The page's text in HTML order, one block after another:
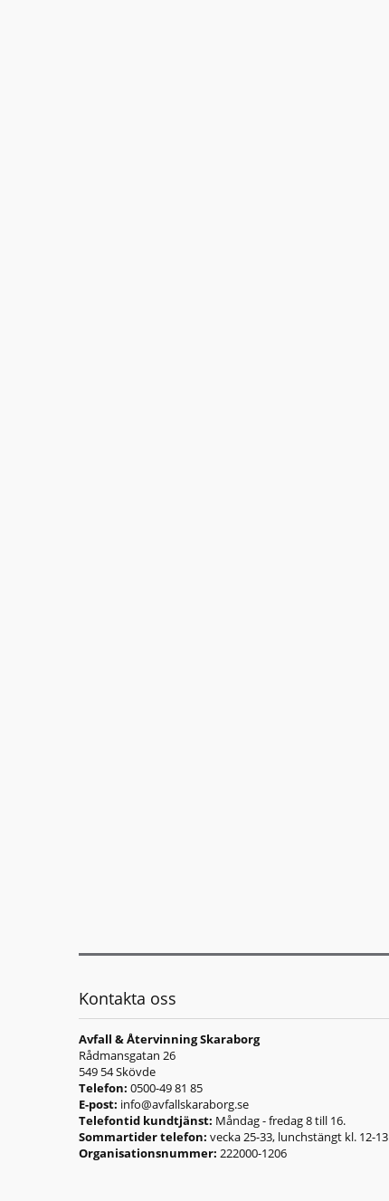
Kontakta oss
Avfall & Återvinning Skaraborg
Rådmansgatan 26
549 54 Skövde
Telefon: 0500-49 81 85
E-post: info@avfallskaraborg.se
Telefontid kundtjänst: Måndag - fredag 8 till 16.
Sommartider telefon: vecka 25-33, lunchstängt kl. 12-13
Organisationsnummer: 222000-1206